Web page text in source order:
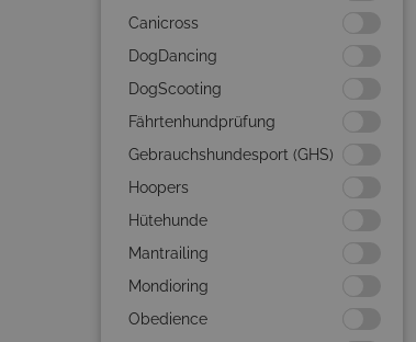
Canicross
DogDancing
DogScooting
Fährtenhundprüfung
Gebrauchshundesport (GHS)
Hoopers
Hütehunde
Mantrailing
Mondioring
Obedience